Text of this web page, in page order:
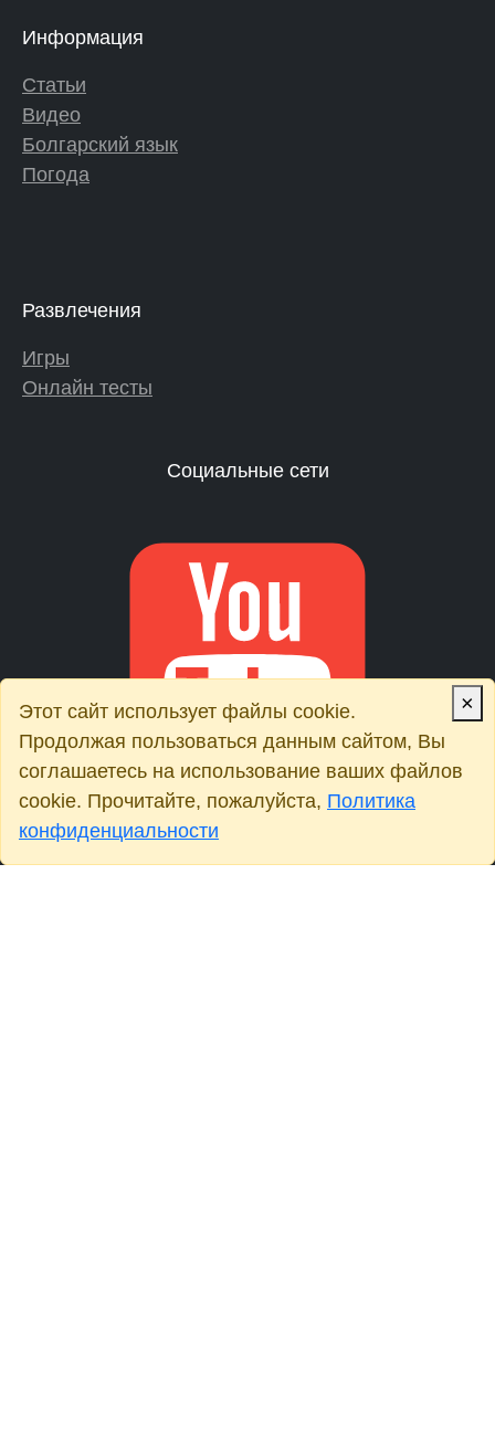
Информация
Статьи
Видео
Болгарский язык
Погода
Развлечения
Игры
Онлайн тесты
Социальные сети
×
Этот сайт использует файлы cookie.
Продолжая пользоваться данным сайтом, Вы
соглашаетесь на использование ваших файлов
cookie. Прочитайте, пожалуйста, Политика
конфиденциальности